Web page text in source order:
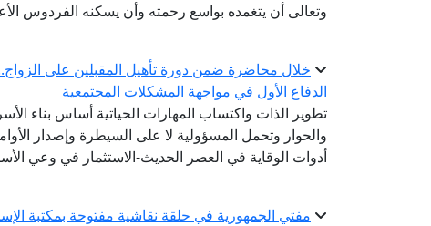
وتعالى أن يتغمده بواسع رحمته وأن يسكنه الفردوس
خلال محاضرة ضمن دورة تأهيل المقبلين على
الدفاع الأول في مواجهة المشكلات المجتمعية
تطوير الذات واكتساب المهارات الحياتية أساس بناء
والحوار وتحمل المسؤولية لا على السيطرة وإصدار
أدوات الوقاية في العصر الحديث-الاستثمار في وعي
مفتي الجمهورية في حلقة نقاشية مفتوحة بمكتبة